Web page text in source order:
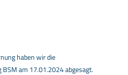
haben wir die
am 17.01.2024 abgesagt.